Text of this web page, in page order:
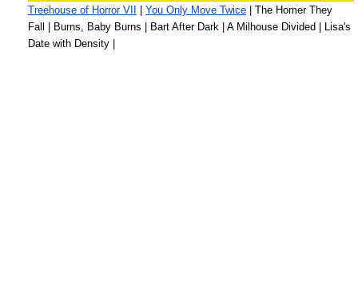
Treehouse of Horror VII You Only Move Twice | The Homer They
Fall | Burns, Baby Burns | Bart After Dark | A Milhouse Divided | Lisa's
Date with Density |